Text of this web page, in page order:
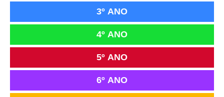
3º ANO
4º ANO
5º ANO
6º ANO